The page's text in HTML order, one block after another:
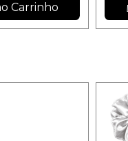
Carrinho